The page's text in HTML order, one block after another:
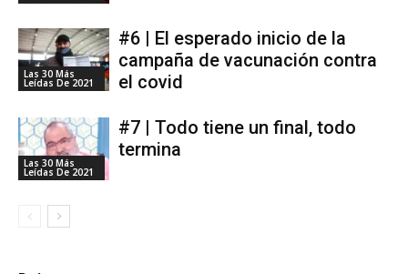
Las 30 Más
Leídas De 2021
#6 | El esperado inicio de la
campaña de vacunación contra
el covid
Las 30 Más
Leídas De 2021
#7 | Todo tiene un final, todo
termina